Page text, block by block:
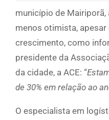
município de
menos otimista,
crescimento, como
presidente da
da cidade, a ACE: “
de 30% em relação ao
O especialista em